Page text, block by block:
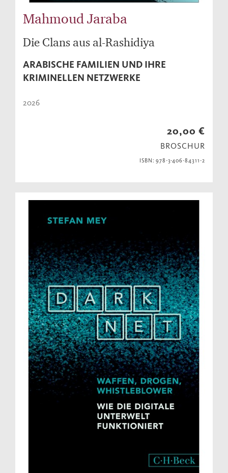
Mahmoud Jaraba
Die Clans aus al-Rashidiya
ARABISCHE FAMILIEN UND IHRE
KRIMINELLEN NETZWERKE
2026
20,00 €
BROSCHUR
ISBN: 978-3-406-84311-2